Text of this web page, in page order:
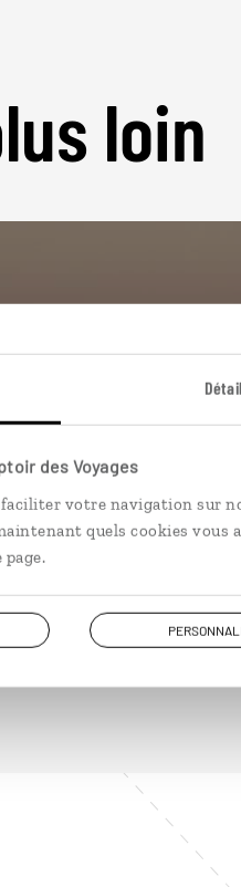
des Voyages
votre navigation sur
quels cookies
page.
loin